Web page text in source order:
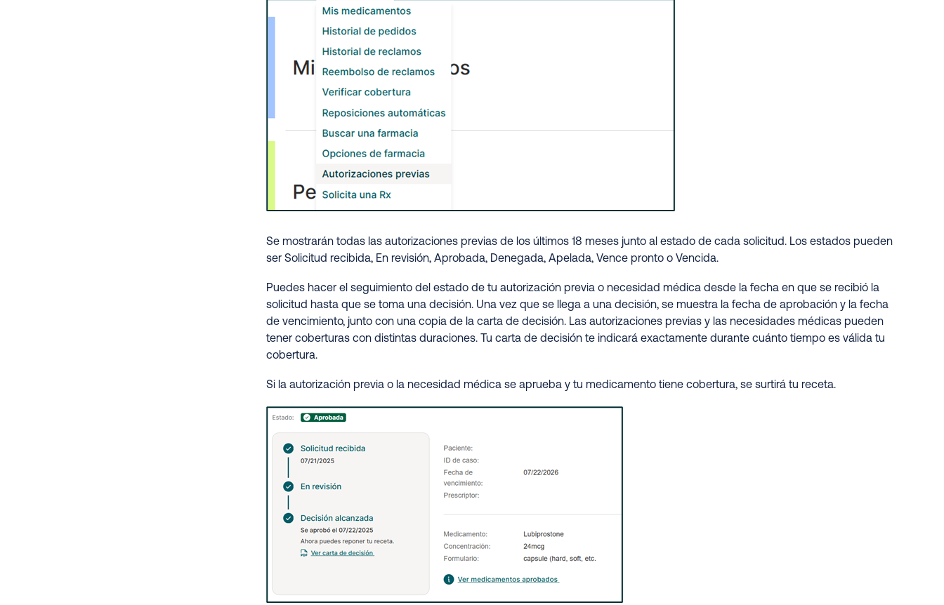
Se mostrarán todas las autorizaciones previas de los últimos 18 meses junto al estado de cada solicitud. Los estados pueden
ser Solicitud recibida, En revisión, Aprobada, Denegada, Apelada, Vence pronto o Vencida.
Puedes hacer el seguimiento del estado de tu autorización previa o necesidad médica desde la fecha en que se recibió la
solicitud hasta que se toma una decisión. Una vez que se llega a una decisión, se muestra la fecha de aprobación y la fecha
de vencimiento, junto con una copia de la carta de decisión. Las autorizaciones previas y las necesidades médicas pueden
tener coberturas con distintas duraciones. Tu carta de decisión te indicará exactamente durante cuánto tiempo es válida tu
cobertura.
Si la autorización previa o la necesidad médica se aprueba y tu medicamento tiene cobertura, se surtirá tu receta.